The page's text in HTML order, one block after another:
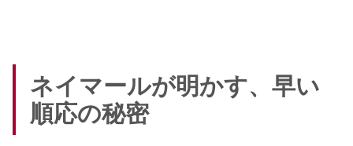
ネイマールが明かす、早い
順応の秘密